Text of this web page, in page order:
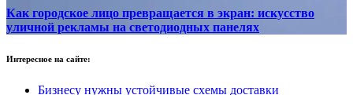
Как городское лицо превращается в экран: искусство
уличной рекламы на светодиодных панелях
Интересное на сайте:
Бизнесу нужны устойчивые схемы доставки